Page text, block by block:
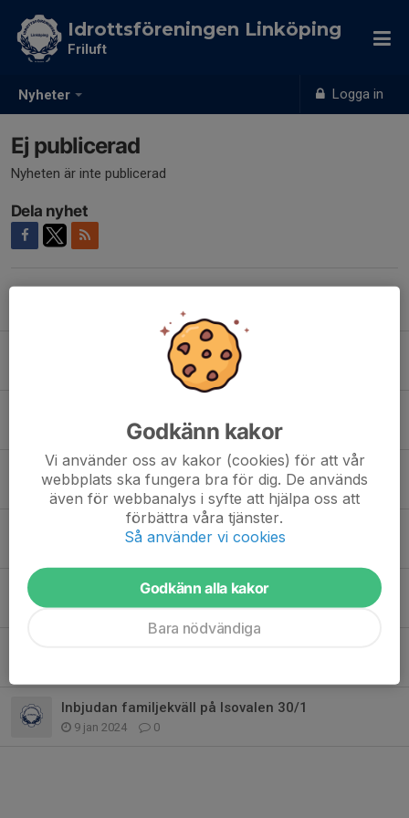
Nyheter Logga in
Idrottsföreningen Linköping
Friluft
Ej publicerad
Nyheten är inte publicerad
Dela nyhet
IF Linköping bjuder in till Prova på MTB
5 sep 2024 0
29 aug 2024 0
Vandring i Tinnerö 14/5
Vandring i Tinnerö 7/5
22 apr 2024 0
Inbjudan familjekväll på Isovalen 30/1
9 jan 2024 0
Godkänn kakor
Vi använder oss av kakor (cookies) för att vår
webbplats ska fungera bra för dig. De används
även för webbanalys i syfte att hjälpa oss att
förbättra våra tjänster.
Så använder vi cookies
Godkänn alla kakor
Bara nödvändiga